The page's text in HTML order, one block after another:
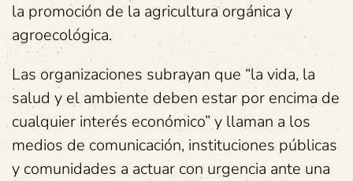
la promoción de la agricultura orgánica y
agroecológica.
Las organizaciones subrayan que “la vida, la
salud y el ambiente deben estar por encima de
cualquier interés económico” y llaman a los
medios de comunicación, instituciones públicas
y comunidades a actuar con urgencia ante una